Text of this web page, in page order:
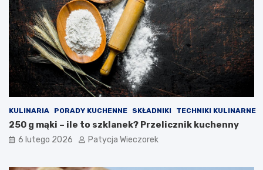
KULINARIA PORADY KUCHENNE SKŁADNIKI TECHNIKI KULINARNE
250 g mąki – ile to szklanek? Przelicznik kuchenny
6 lutego 2026 Patycja Wieczorek